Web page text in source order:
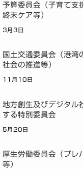
予算委員会（子育て支
終末ケア等）
3月3日
国土交通委員会（港湾
社会の推進等）
11月10日
地方創生及びデジタル
する特別委員会
5月20日
厚生労働委員会（プレ
等）